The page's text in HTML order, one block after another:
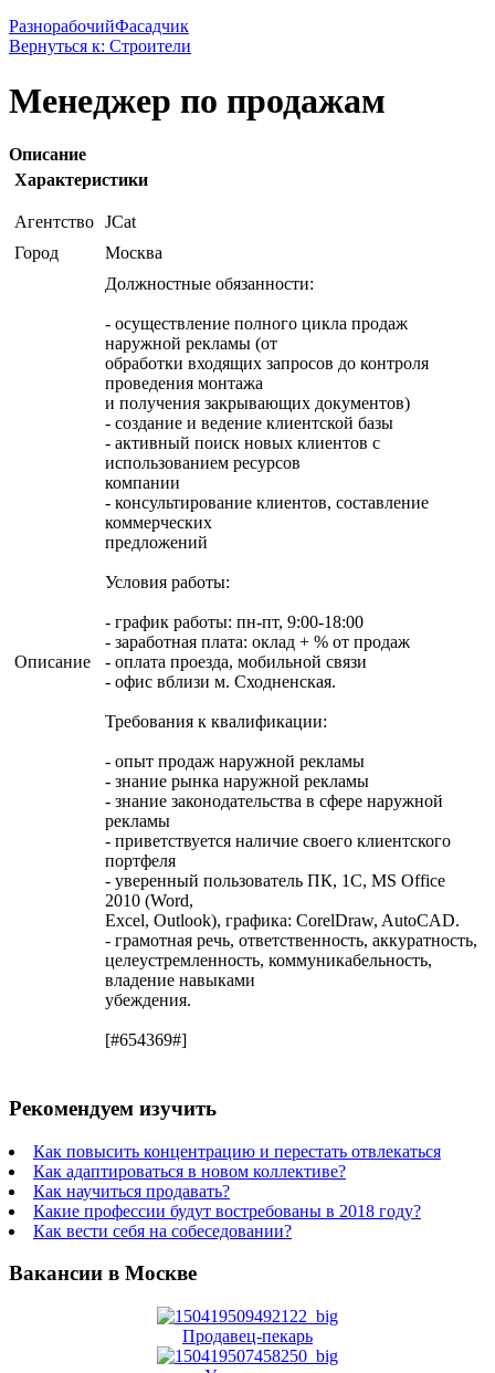
РазнорабочийФасадчик
Вернуться к: Строители
Менеджер по продажам
Описание
Характеристики
Агентство JCat
Город
Москва
Описание
Должностные обязанности:
- осуществление полного цикла продаж
наружной рекламы (от
обработки входящих запросов до контроля
проведения монтажа
и получения закрывающих документов)
- создание и ведение клиентской базы
- активный поиск новых клиентов с
использованием ресурсов
компании
- консультирование клиентов, составление
коммерческих
предложений
Условия работы:
- график работы: пн-пт, 9:00-18:00
- заработная плата: оклад + % от продаж
- оплата проезда, мобильной связи
- офис вблизи м. Сходненская.
Требования к квалификации:
- опыт продаж наружной рекламы
- знание рынка наружной рекламы
- знание законодательства в сфере наружной
рекламы
- приветствуется наличие своего клиентского
портфеля
- уверенный пользователь ПК, 1С, MS Office
2010 (Word,
Excel, Outlook), графика: CorelDraw, AutoCAD.
- грамотная речь, ответственность, аккуратность,
целеустремленность, коммуникабельность,
владение навыками
убеждения.
[#654369#]
Рекомендуем изучить
Как повысить концентрацию и перестать отвлекаться
Как адаптироваться в новом коллективе?
Как научиться продавать?
Какие профессии будут востребованы в 2018 году?
Как вести себя на собеседовании?
Вакансии в Москве
Продавец-пекарь